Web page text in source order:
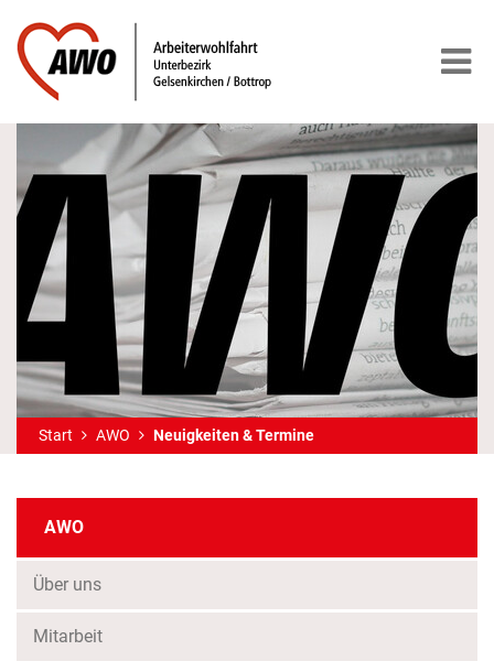
Start AWO Neuigkeiten & Termine
AWO
Über uns
Mitarbeit